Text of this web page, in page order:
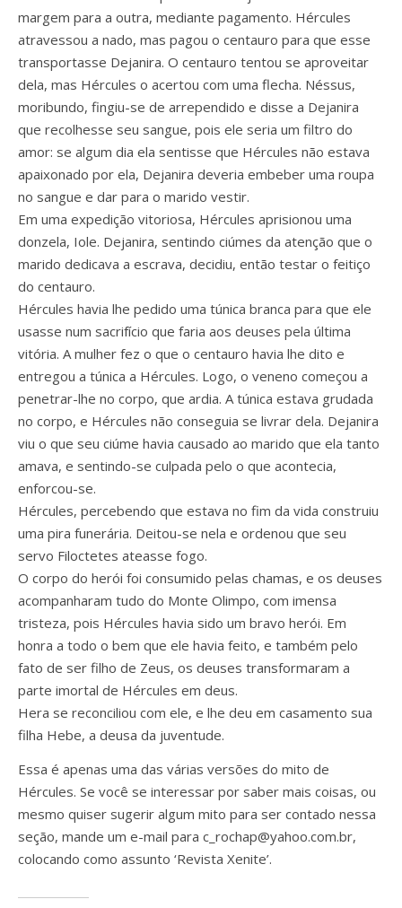
margem para a outra, mediante pagamento. Hércules
atravessou a nado, mas pagou o centauro para que esse
transportasse Dejanira. O centauro tentou se aproveitar
dela, mas Hércules o acertou com uma flecha. Néssus,
moribundo, fingiu-se de arrependido e disse a Dejanira
que recolhesse seu sangue, pois ele seria um filtro do
amor: se algum dia ela sentisse que Hércules não estava
apaixonado por ela, Dejanira deveria embeber uma roupa
no sangue e dar para o marido vestir.
Em uma expedição vitoriosa, Hércules aprisionou uma
donzela, Iole. Dejanira, sentindo ciúmes da atenção que o
marido dedicava a escrava, decidiu, então testar o feitiço
do centauro.
Hércules havia lhe pedido uma túnica branca para que ele
usasse num sacrifício que faria aos deuses pela última
vitória. A mulher fez o que o centauro havia lhe dito e
entregou a túnica a Hércules. Logo, o veneno começou a
penetrar-lhe no corpo, que ardia. A túnica estava grudada
no corpo, e Hércules não conseguia se livrar dela. Dejanira
viu o que seu ciúme havia causado ao marido que ela tanto
amava, e sentindo-se culpada pelo o que acontecia,
enforcou-se.
Hércules, percebendo que estava no fim da vida construiu
uma pira funerária. Deitou-se nela e ordenou que seu
servo Filoctetes ateasse fogo.
O corpo do herói foi consumido pelas chamas, e os deuses
acompanharam tudo do Monte Olimpo, com imensa
tristeza, pois Hércules havia sido um bravo herói. Em
honra a todo o bem que ele havia feito, e também pelo
fato de ser filho de Zeus, os deuses transformaram a
parte imortal de Hércules em deus.
Hera se reconciliou com ele, e lhe deu em casamento sua
filha Hebe, a deusa da juventude.
Essa é apenas uma das várias versões do mito de
Hércules. Se você se interessar por saber mais coisas, ou
mesmo quiser sugerir algum mito para ser contado nessa
seção, mande um e-mail para c_rochap@yahoo.com.br,
colocando como assunto ‘Revista Xenite’.